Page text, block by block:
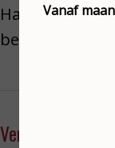
Haresen
behandeling
Verven
Vanaf